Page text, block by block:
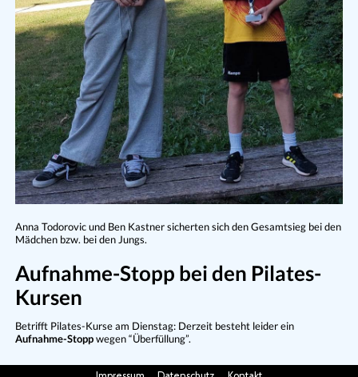
Anna Todorovic und Ben Kastner sicherten sich den Gesamtsieg bei den
Mädchen bzw. bei den Jungs.
Aufnahme-Stopp bei den Pilates-
Kursen
Betrifft Pilates-Kurse am Dienstag: Derzeit besteht leider ein
Aufnahme-Stoppwegen “Überfüllung”.